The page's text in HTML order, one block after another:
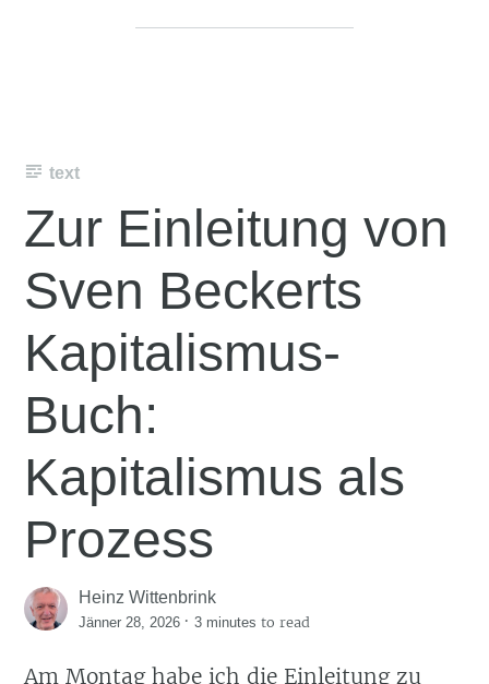
text
Zur Einleitung von
Sven Beckerts
Kapitalismus-
Buch:
Kapitalismus als
Prozess
Heinz Wittenbrink
Jänner 28, 2026 ·3 minutes to read
Am Montag habe ich die Einleitung zu